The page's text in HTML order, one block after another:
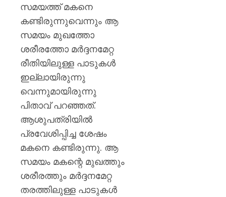
സമയത്ത് മകനെ
കണ്ടിരുന്നുവെന്നും ആ
സമയം മുഖത്തോ
ശരീരത്തോ മര്‍ദ്ദനമേറ്റ
രീതിയിലുള്ള പാടുകള്‍
ഇല്ലായിരുന്നു
വെന്നുമായിരുന്നു
പിതാവ് പറഞ്ഞത്.
ആശുപത്രിയില്‍
പ്രവേശിപ്പിച്ച ശേഷം
മകനെ കണ്ടിരുന്നു. ആ
സമയം മകന്റെ മുഖത്തും
ശരീരത്തും മര്‍ദ്ദനമേറ്റ
തരത്തിലുള്ള പാടുകള്‍